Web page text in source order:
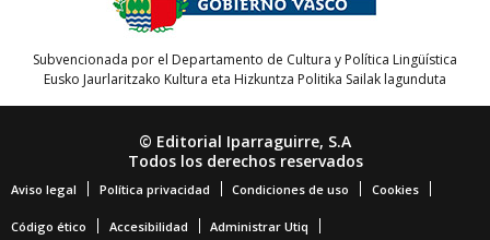
Subvencionada por el Departamento de Cultura y Política Lingüística
Eusko Jaurlaritzako Kultura eta Hizkuntza Politika Sailak lagunduta
© Editorial Iparraguirre, S.A
Todos los derechos reservados
Aviso legal Política privacidad Condiciones de uso Cookies
Código ético Accesibilidad Administrar Utiq